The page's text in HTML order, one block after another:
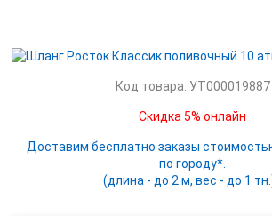
Код товара: УТ000019887
Скидка 5% онлайн
Доставим бесплатно заказы
по городу*.
(длина - до 2 м, вес - до 1